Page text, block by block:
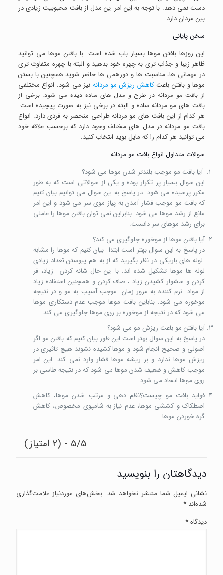
دست نمی دهد. با توجه به این امر این مدل از بافت محبوبیت زیادی در
بین مردان دارد.
سخن پایانی
این روزها بافتن موها بسیار باب شده است. با بافتن موها می توانید
ظاهر زیبا و جذاب تری به چهره خود بدهید و البته با چهره متفاوت تری
در مهمانی ها، مناسبت ها و دورهمی ها حاضر شوید همچنین با بستن
موها و بافتن باعثکاهش ریزش مو مردانه نیز می شود. انواع مختلفی
از بافت مو مردانه در طرح و مدل های ساده دیده می شود. برخی از
بافت های مو مردانه ساده و البته در برخی نیز به صورت پیچیده است.
هر کدام از این بافت های مو مردانه طراحی منحصر به فردی دارد. انواع
بافت مو مردانه در مدل های مختلف وجود دارد که برحسب علاقه خود
می توانید هر کدام را که مایل بوید انتخاب کنید.
سوالات متداول انواع بافت مو مردانه
آیا بافت مو موجب بلندتر شدن موها می شود؟
این سوال بسیار پر تکرار بوده و یکی از سوالاتی است که به طور
مکرر پرسیده می شود. در پاسخ به این سوال می توانیم بیان کنیم
که بافت مو موجب فشار آمدن به پیاز موی سر می شود و این امر
مانع از رشد موها می شود. بنابراین نمی توان بافتن موها را عاملی
برای رشد موهای سر دانست.
آیا بافتن موها از موخوره جلوگیری می کند؟
در پاسخ به این سوال بهتر است ابتدا بیان کنیم که موها را مشابه
لوله های باریکی در نظر بگیرید که از به هم پیوستن تعداد زیادی
لوله ها موها تشکیل شده اند. با این حال شانه کردن زیاد، فر
کردن و سشوار کشیدن زیاد ، صاف کردن و همچنین استفاده زیاد
از مواد نرم کننده به مرور زمان موجب آسیب به مو و در نتیجه
موخوره می شود. بناباین بافت موها موجب عدم دستکاری موها
می شود که در نتیجه از موخوره بر روی موها جلوگیری می کند.
آیا بافتن مو باعث ریزش مو می شود؟
در پاسخ به این سوال بهتر است این طور بیان کنیم که بافتن مو اگر
اصولی و صحیح انجام شود و موها کشیده نشوند هیچ تاثیری در
ریزش موها ندارد و بر ریشه موها فشار وارد نمی کند. این امر
موجب کاهش و ضعیف شدن موها می شود که در نتیجه طاسی بر
روی موها ایجاد می شود.
فواید بافت مو چیست؟نظم دهی و مرتب شدن موها، کاهش
اصطکاک و کششی موها، عدم نیاز به شامپوی مخصوص، کاهش
گره خوردن موها
5/5 - (2 امتیاز)
دیدگاهتان را بنویسید
نشانی ایمیل شما منتشر نخواهد شد. بخش‌های موردنیاز علامت‌گذاری
شده‌اند *
دیدگاه*